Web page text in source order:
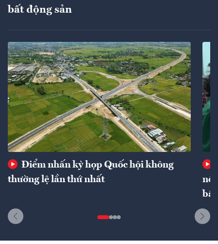
bất động sản
Điểm nhấn kỳ họp Quốc hội không
thường lệ lần thứ nhất